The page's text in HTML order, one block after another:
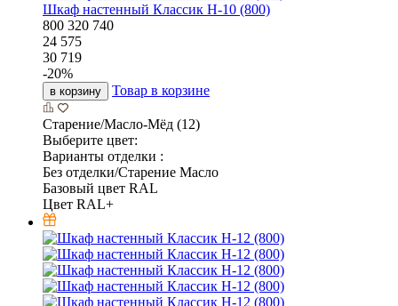
Шкаф настенный Классик Н-10 (800)
800 320 740
24 575
30 719
-20%
в корзину Товар в корзине
Старение/Масло-Мёд (12)
Выберите цвет:
Варианты отделки :
Без отделки/Старение Масло
Базовый цвет RAL
Цвет RAL+